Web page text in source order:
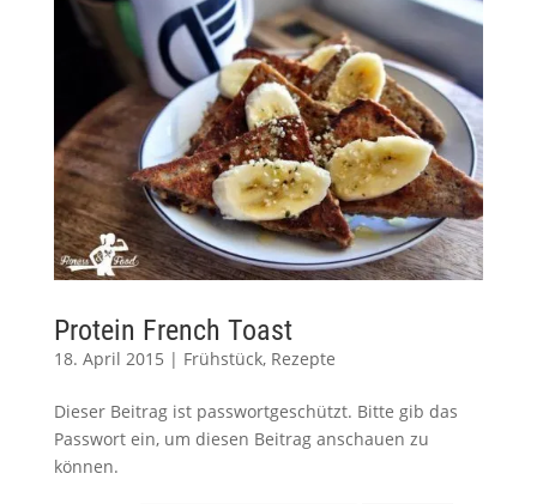
Protein French Toast
18. April 2015 | Frühstück, Rezepte
Dieser Beitrag ist passwortgeschützt. Bitte gib das
Passwort ein, um diesen Beitrag anschauen zu
können.